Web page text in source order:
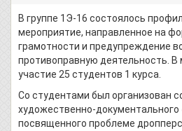
В группе 1Э-16 состоялось
мероприятие, направленное на
грамотности и предупреждение
противоправную деятельность. В
участие 25 студентов 1 курса.
Со студентами был организован
художественно-документального
посвященного проблеме